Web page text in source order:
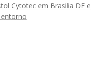
Cytotec em Brasilia DF e